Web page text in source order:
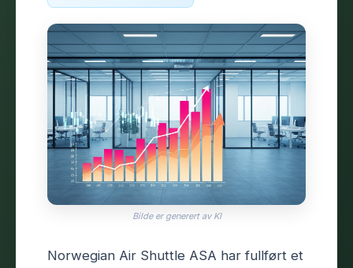
Bilde er generert av KI
Norwegian Air Shuttle ASA har fullført et